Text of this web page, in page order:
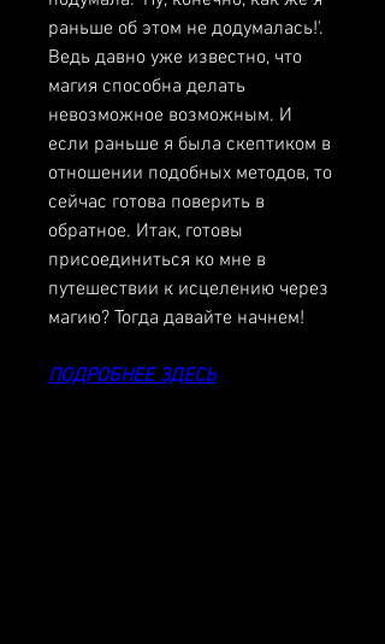
раньше об этом не додумалась!'.
Ведь давно уже известно, что
магия способна делать
невозможное возможным. И
если раньше я была скептиком в
отношении подобных методов, то
сейчас готова поверить в
обратное. Итак, готовы
присоединиться ко мне в
путешествии к исцелению через
магию? Тогда давайте начнем!
ПОДРОБНЕЕ ЗДЕСЬ